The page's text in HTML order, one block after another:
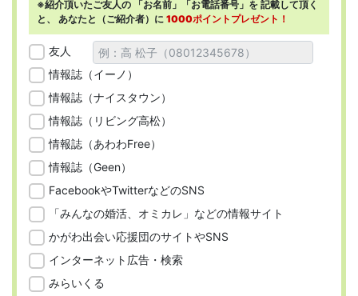
※紹介頂いたご友人の 「お名前」「お電話番号」を 記載して頂く
と、 あなたと（ご紹介者）に 1000ポイントプレゼント！
友人
情報誌（イーノ）
情報誌（ナイスタウン）
情報誌（リビング高松）
情報誌（あわわFree）
情報誌（Geen）
FacebookやTwitterなどのSNS
「みんなの婚活、オミカレ」などの情報サイト
かがわ出会い応援団のサイトやSNS
インターネット広告・検索
みらいくる